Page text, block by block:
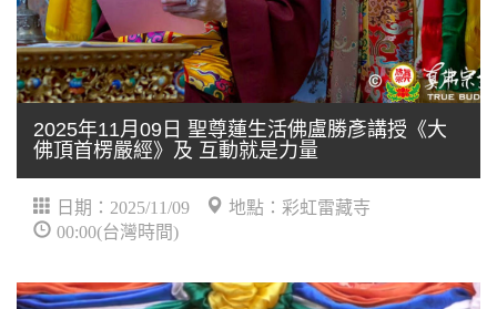
2025年11月09日 聖尊蓮生活佛盧勝彥講授《大
佛頂首楞嚴經》及 互動就是力量
日期：2025/11/09
地點：彩虹雷藏寺
00:00(台灣時間)